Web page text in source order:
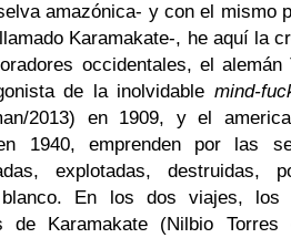
amazónica- y con el mismo
Karamakate-, he aquí la
occidentales, el
de la inolvidable mind-
2013) en 1909, y el
1940, emprenden por las
explotadas, destruidas,
blanco. En los dos viajes, los
de Karamakate (Nilbio Torres